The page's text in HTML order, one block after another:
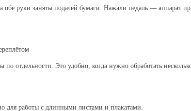
обе руки заняты подачей бумаги. Нажали педаль — аппарат
отдельности. Это удобно, когда нужно обработать
для работы с длинными листами и плакатами.